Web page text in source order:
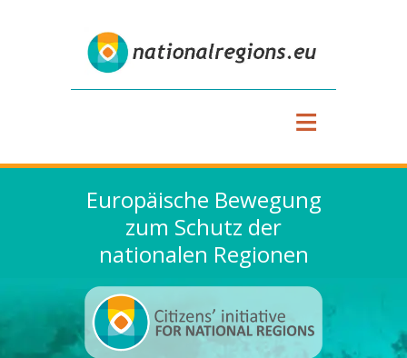
≡
Europäische Bewegung
zum Schutz der
nationalen Regionen